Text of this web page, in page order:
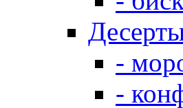
-
-